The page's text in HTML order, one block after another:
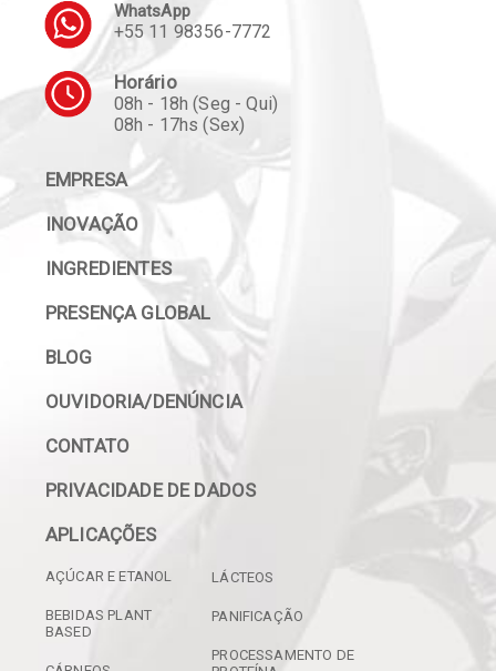
WhatsApp
+55 11 98356-7772
Horário
08h - 18h (Seg - Qui)
08h - 17hs (Sex)
EMPRESA
INOVAÇÃO
INGREDIENTES
PRESENÇA GLOBAL
BLOG
OUVIDORIA/DENÚNCIA
CONTATO
PRIVACIDADE DE DADOS
APLICAÇÕES
AÇÚCAR E ETANOL
BEBIDAS PLANT
BASED
LÁCTEOS
PANIFICAÇÃO
PROCESSAMENTO DE